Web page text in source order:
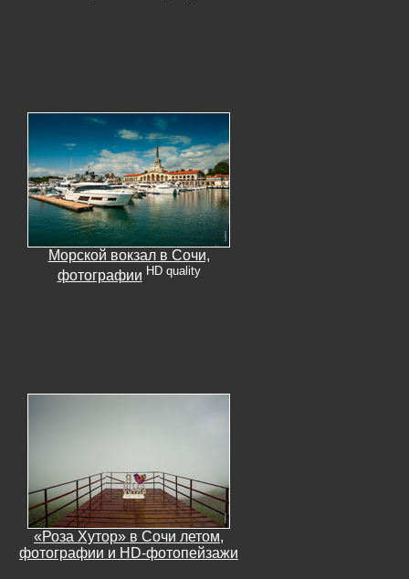
Морской вокзал в Сочи,
фотографии HD quality
«Роза Хутор» в Сочи летом,
фотографии и HD-фотопейзажи